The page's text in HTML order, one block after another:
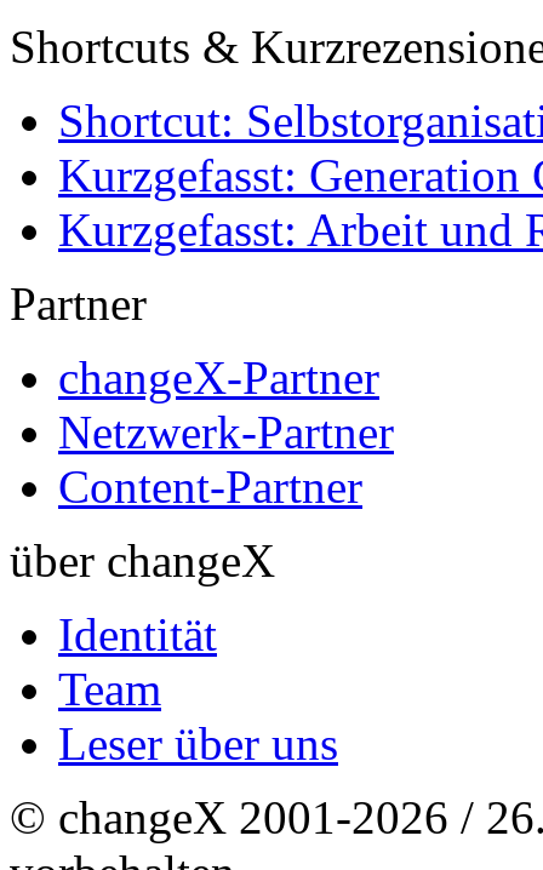
Shortcuts &
Shortcut:
Kurzgefasst: Generation
Kurzgefasst: Arbeit und
Partner
changeX-Partner
Netzwerk-Partner
Content-Partner
über changeX
Identität
Team
Leser über uns
© changeX 2001-2026 /